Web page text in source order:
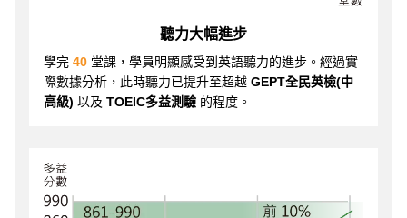
聽力大幅進步
學完 40 堂課，學員明顯感受到英語聽力的進步。經過實
際數據分析，此時聽力已提升至超越 GEPT全民英檢(中
高級) 以及 TOEIC多益測驗 的程度。